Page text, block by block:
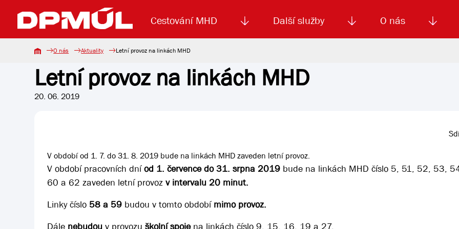
Cestování MHD
Uzavření mostu Dr. E. Beneše Koupit jízdenku Jízdné MHD
Další služby
Lanová dráha Reklama Smluvní doprava
O nás
Základní údaje Aktuality Výběrová řízení
O nás Aktuality Letní provoz na linkách MHD
Letní provoz na linkách MHD
20. 06. 2019
V období od 1. 7. do 31. 8. 2019 bude na linkách MHD zaveden letní provoz.
V období pracovních dníod 1. července do 31. srpna 2019 bude na linkách MHD číslo 5, 51, 52, 53,
60 a 62 zaveden letní provoz v intervalu 20 minut.
Linky číslo 58 a 59 budou v tomto období mimo provoz.